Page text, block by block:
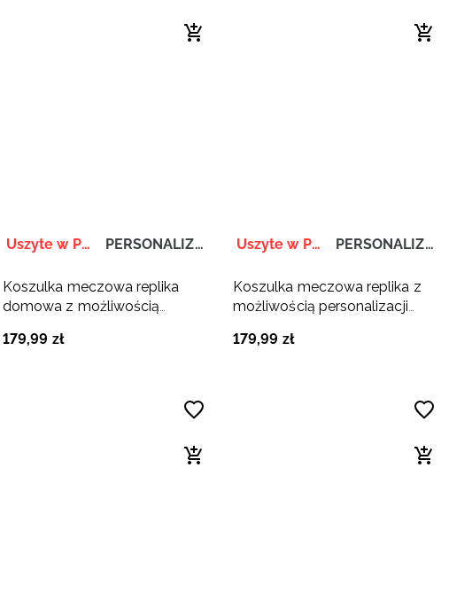
Uszyte w Polsce PERSONALIZACJA
Koszulka meczowa replika
domowa z możliwością
Polska Siatkówka - biała
179,99 zł
Uszyte w Polsce PERSONALIZACJA
Koszulka meczowa replika z
możliwością personalizacji
Siatkówka - zielona
179,99 zł